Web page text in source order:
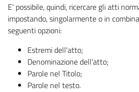
E' possibile, quindi, ricercare gli atti
impostando, singolarmente o in
seguenti opzioni:
Estremi dell'atto;
Denominazione dell'atto;
Parole nel Titolo;
Parole nel testo.